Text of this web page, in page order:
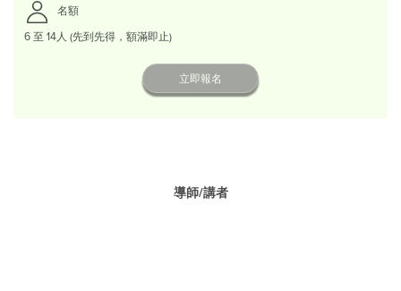
名額
6 至 14人 (先到先得，額滿即止)
立即報名
導師/講者